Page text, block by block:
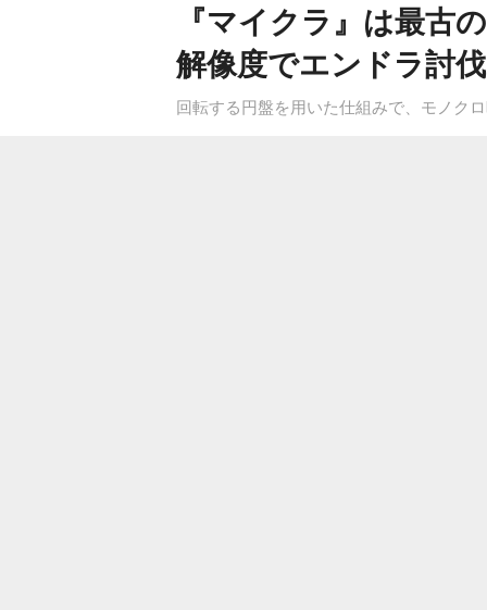
『マイクラ』は最古
解像度でエンドラ討
回転する円盤を用いた仕組みで、モノク